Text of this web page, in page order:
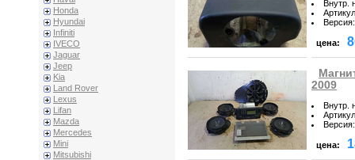
Honda
Hyundai
Infiniti
IVECO
Jaguar
Jeep
Kia
Land Rover
Lexus
Lifan
Mazda
Mercedes
Mini
Mitsubishi
Внутр.
Артикул
Версия:
цена:
2009
Внутр.
Артикул
Версия:
цена: